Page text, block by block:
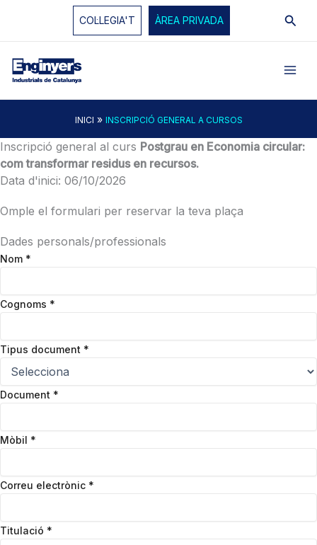
COL·LEGIA'T ÀREA PRIVADA
INICI » INSCRIPCIÓ GENERAL A CURSOS
Inscripció general al curs Postgrau en Economia circular:
com transformar residus en recursos.
Data d'inici: 06/10/2026
Omple el formulari per reservar la teva plaça
Dades personals/professionals
Nom *
Cognoms *
Tipus document *
Document *
Mòbil *
Correu electrònic *
Titulació *